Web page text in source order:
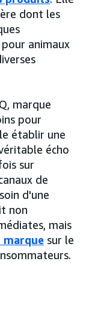
dont les
animaux
marque
pour
établir une
écho
sur
de
d'une
non
mais
sur le